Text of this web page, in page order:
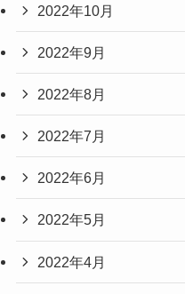
2022年10月
2022年9月
2022年8月
2022年7月
2022年6月
2022年5月
2022年4月